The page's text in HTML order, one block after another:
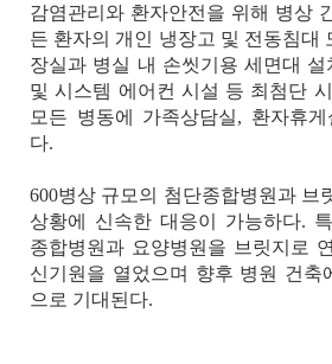
감염관리와 환자안전을 위해 병상
든 환자의 개인 냉장고 및 전동침대
장실과 병실 내 손씻기용 세면대 설
및 시스템 에어컨 시설 등 최첨단
모든 병동에 가족상담실, 환자휴게
다.
600병상 규모의 첨단종합병원과 브
상황에 신속한 대응이 가능하다.
종합병원과 요양병원을 브릿지로
신기원을 열었으며 향후 병원 건축
으로 기대된다.